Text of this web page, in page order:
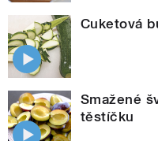
Cuketová
Smažené
těstíčku